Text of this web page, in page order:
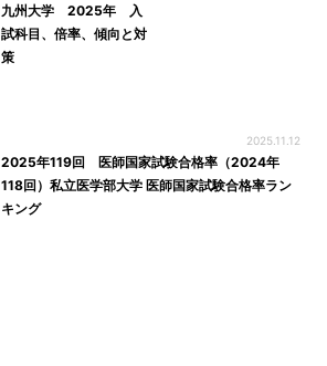
九州大学 2025年 入
試科目、倍率、傾向と対
策
2025.11.12
2025年119回 医師国家試験合格率（2024年
118回）私立医学部大学 医師国家試験合格率ラン
キング